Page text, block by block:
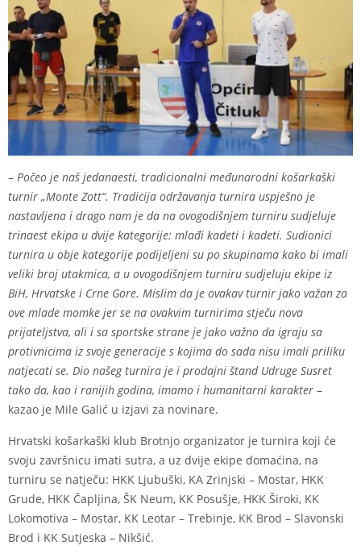
– Počeo je naš jedanaesti, tradicionalni međunarodni košarkaški
turnir „Monte Zott“. Tradicija održavanja turnira uspješno je
nastavljena i drago nam je da na ovogodišnjem turniru sudjeluje
trinaest ekipa u dvije kategorije: mlađi kadeti i kadeti. Sudionici
turnira u obje kategorije podijeljeni su po skupinama kako bi imali
veliki broj utakmica, a u ovogodišnjem turniru sudjeluju ekipe iz
BiH, Hrvatske i Crne Gore. Mislim da je ovakav turnir jako važan za
ove mlade momke jer se na ovakvim turnirima stječu nova
prijateljstva, ali i sa sportske strane je jako važno da igraju sa
protivnicima iz svoje generacije s kojima do sada nisu imali priliku
natjecati se. Dio našeg turnira je i prodajni štand Udruge Susret
tako da, kao i ranijih godina, imamo i humanitarni karakter –
kazao je Mile Galić u izjavi za novinare.
Hrvatski košarkaški klub Brotnjo organizator je turnira koji će
svoju završnicu imati sutra, a uz dvije ekipe domaćina, na
turniru se natječu: HKK Ljubuški, KA Zrinjski – Mostar, HKK
Grude, HKK Čapljina, ŠK Neum, KK Posušje, HKK Široki, KK
Lokomotiva – Mostar, KK Leotar – Trebinje, KK Brod – Slavonski
Brod i KK Sutjeska – Nikšić.